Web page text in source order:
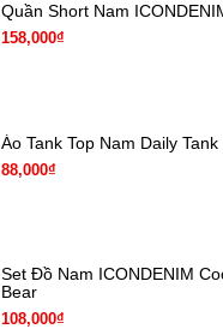
Quần Short Nam
158,000₫
Áo Tank Top Nam Daily
88,000₫
Set Đồ Nam ICONDENIM
Bear
108,000₫